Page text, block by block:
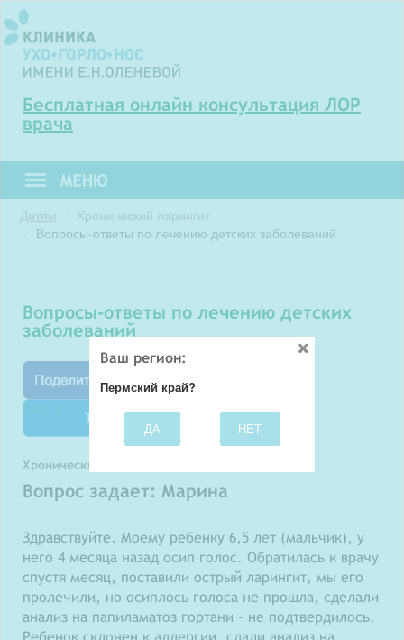
Бесплатная онлайн консультация ЛОР
врача
Детям
Хронический ларингит
Вопросы-ответы по лечению детских заболеваний
вопросы-ответы по лечению детских
заболеваний
Твитнуть
Хронический ларингит
Вопрос задает: Марина
Здравствуйте. Моему ребенку 6,5 лет (мальчик), у
него 4 месяца назад осип голос. Обратилась к врачу
спустя месяц, поставили острый ларингит, мы его
пролечили, но осиплось голоса не прошла, сделали
анализ на папиламатоз гортани - не подтвердилось.
Ваш регион:
Пермский край?
ДА НЕТ